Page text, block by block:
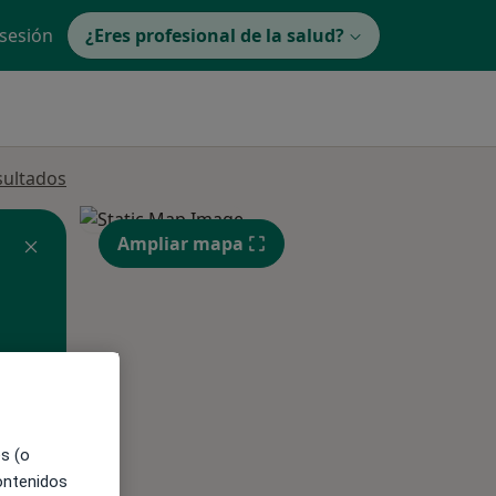
¿Eres profesional de la salud?
Ampliar mapa
(o